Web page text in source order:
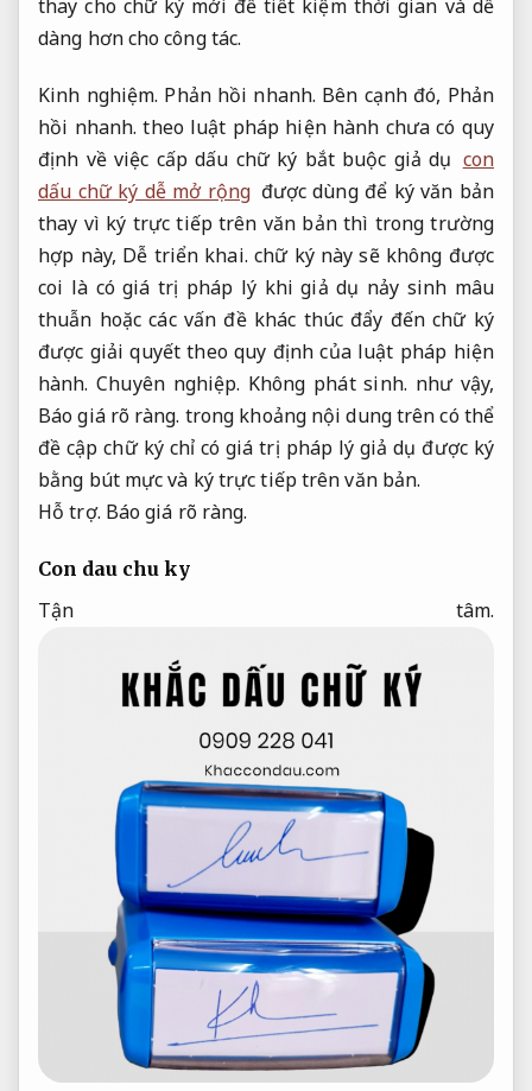
thay cho chữ ký mới để tiết kiệm thời gian và dễ
dàng hơn cho công tác.
Kinh nghiệm. Phản hồi nhanh. Bên cạnh đó, Phản
hồi nhanh. theo luật pháp hiện hành chưa có quy
định về việc cấp dấu chữ ký bắt buộc giả dụ con
dấu chữ ký dễ mở rộng được dùng để ký văn bản
thay vì ký trực tiếp trên văn bản thì trong trường
hợp này, Dễ triển khai. chữ ký này sẽ không được
coi là có giá trị pháp lý khi giả dụ nảy sinh mâu
thuẫn hoặc các vấn đề khác thúc đẩy đến chữ ký
được giải quyết theo quy định của luật pháp hiện
hành.Chuyên nghiệp. Không phát sinh. như vậy,
Báo giá rõ ràng. trong khoảng nội dung trên có thể
đề cập chữ ký chỉ có giá trị pháp lý giả dụ được ký
bằng bút mực và ký trực tiếp trên văn bản.
Hỗ trợ. Báo giá rõ ràng.
Con dau chu ky
Tận tâm.